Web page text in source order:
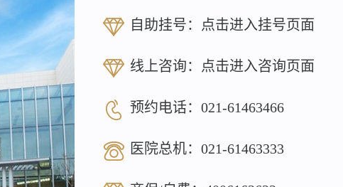
自助挂号： 点击进入挂号页面
线上咨询： 点击进入咨询页面
预约电话： 021-61463466
医院总机： 021-61463333